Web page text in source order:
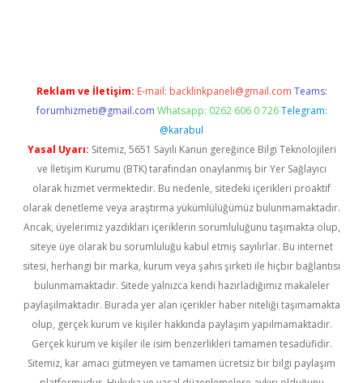
Reklam ve İletişim: E-mail: backlinkpaneli@gmail.com Teams:
forumhizmeti@gmail.com Whatsapp: 0262 606 0 726 Telegram:
@karabul
Yasal Uyarı: Sitemiz, 5651 Sayılı Kanun gereğince Bilgi Teknolojileri
ve İletişim Kurumu (BTK) tarafından onaylanmış bir Yer Sağlayıcı
olarak hizmet vermektedir. Bu nedenle, sitedeki içerikleri proaktif
olarak denetleme veya araştırma yükümlülüğümüz bulunmamaktadır.
Ancak, üyelerimiz yazdıkları içeriklerin sorumluluğunu taşımakta olup,
siteye üye olarak bu sorumluluğu kabul etmiş sayılırlar. Bu internet
sitesi, herhangi bir marka, kurum veya şahıs şirketi ile hiçbir bağlantısı
bulunmamaktadır. Sitede yalnızca kendi hazırladığımız makaleler
paylaşılmaktadır. Burada yer alan içerikler haber niteliği taşımamakta
olup, gerçek kurum ve kişiler hakkında paylaşım yapılmamaktadır.
Gerçek kurum ve kişiler ile isim benzerlikleri tamamen tesadüfidir.
Sitemiz, kar amacı gütmeyen ve tamamen ücretsiz bir bilgi paylaşım